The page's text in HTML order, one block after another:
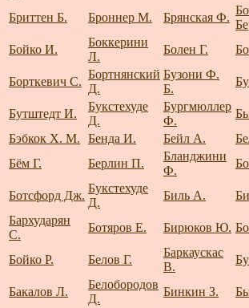
Бриттен Б. Броннер М. Брянская Ф.
Бойко И.
Боккерини
Л.
Болен Г.
Борткевич С.
Бортнянский
Д.
Бузони Ф.
Б.
Бутштедт И.
Букстехуде
Д.
Бургмюллер
Ф.
Бэбкок Х. М.
Бенда И. Бейл А.
Бём Г.
Берлин П.
Бланджини
Ф.
Ботсфорд Дж.
Букстехуде
Д.
Биль А.
Бархударян
С.
Ботяров Е. Бирюков Ю.
Бойко Р. Белов Г.
Баркаускас
В.
Бакалов Л.
Белобородов
Д.
Бинкин З.